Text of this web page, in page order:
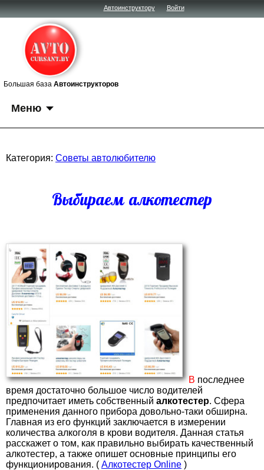
Автоинструктору Войти
Большая база Автоинструкторов
Меню
Категория: Советы автолюбителю
Выбираем алкотестер
В последнее
время достаточно большое число водителей
предпочитает иметь собственный алкотестер. Сфера
применения данного прибора довольно-таки обширна.
Главная из его функций заключается в измерении
количества алкоголя в крови водителя. Данная статья
расскажет о том, как правильно выбирать качественный
алкотестер, а также опишет основные принципы его
функционирования. ( Алкотестер Online )